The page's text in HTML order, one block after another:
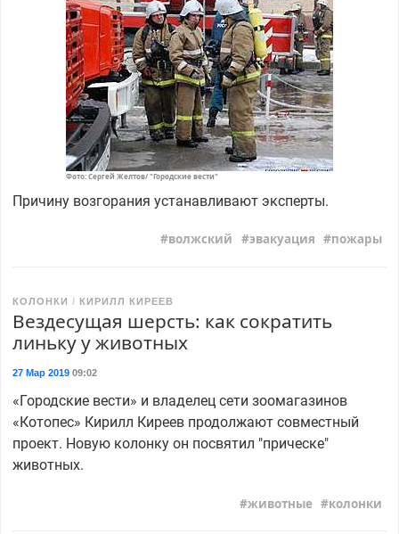
Фото: Сергей Желтов/ "Городские вести"
Причину возгорания устанавливают эксперты.
волжский эвакуация пожары
КОЛОНКИ КИРИЛЛ КИРЕЕВ
Вездесущая шерсть: как сократить
линьку у животных
27 Мар 201909:02
«Городские вести» и владелец сети зоомагазинов
«Котопес» Кирилл Киреев продолжают совместный
проект. Новую колонку он посвятил "прическе"
животных.
животные колонки